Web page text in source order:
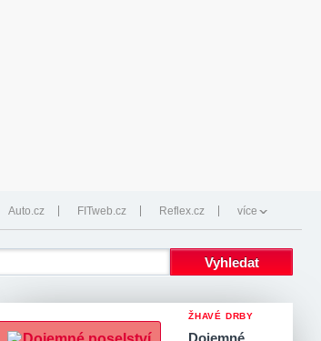
Auto.cz FITweb.cz Reflex.cz více
ŽHAVÉ DRBY
Dojemné